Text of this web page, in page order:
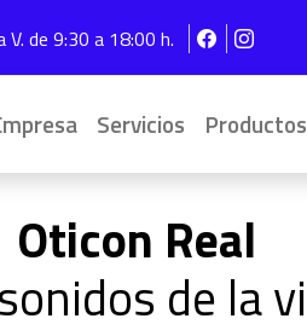
V. de 9:30 a 18:00 h.
principal
Servicios Productos
Oticon Real
de la